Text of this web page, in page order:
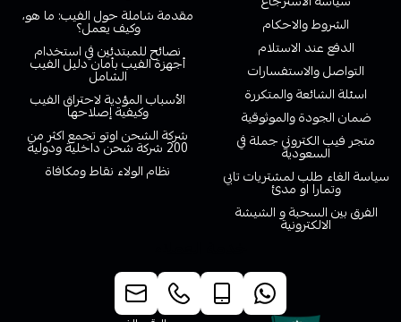
الشروط والاحكام
الدفع عند الاستلام
التواصل والاستفسارات
اسئلة الشائعة والمتكررة
ضمان الجودة والموثوقية
متجر فيب الكتروني جملة في
السعودية
سياسة الغاء طلب لمشتريات تابي
وتمارا او مدئ
الفرق بين السحبة و الشيشة
الالكترونية
مقدمة شاملة حول الفيب: ما هو،
وكيف يعمل؟
نصائح للمبتدئين في استخدام
أجهزة الفيب بأمان دليل الفيب
الشامل
الأسباب المؤدية لاحتراق الفيب
وكيفية إصلاحها
شركة الشحن اوتو تجمع اكثر من
200 شركة شحن داخلية ودولية
نظام الولاء نقاط ومكافاة